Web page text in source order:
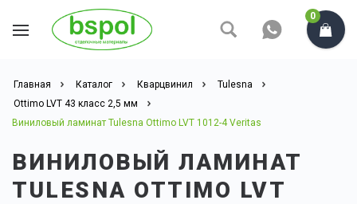
0
Главная Каталог Кварцвинил
Tulesna
Ottimo LVT 43 класс 2,5 мм
Виниловый ламинат Tulesna Ottimo LVT 1012-4 Veritas
ВИНИЛОВЫЙ ЛАМИНАТ
TULESNA OTTIMO LVT